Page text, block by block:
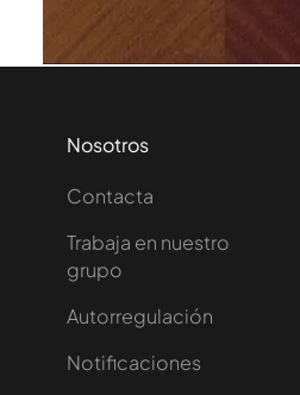
Nosotros
Contacta
Trabaja en nuestro
grupo
Autorregulación
Notificaciones